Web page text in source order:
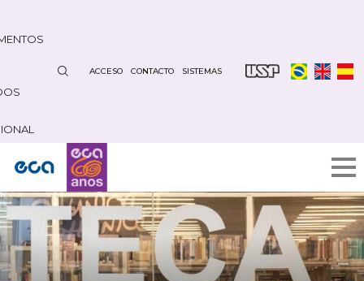
contenido
ACCESO CONTACTO SISTEMAS